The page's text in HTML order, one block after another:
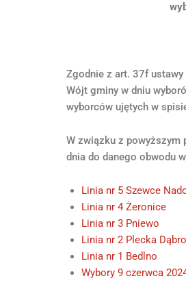
Zgodnie z art. 37f
Wójt gminy w dniu
wyborców ujętych w
W związku z powyższym
dnia do danego obwodu
Linia nr 5 Szewce
Linia nr 4 Żeronice
Linia nr 3 Pniewo
Linia nr 2 Plecka
Linia nr 1 Bedlno
Wybory 9 czerwca